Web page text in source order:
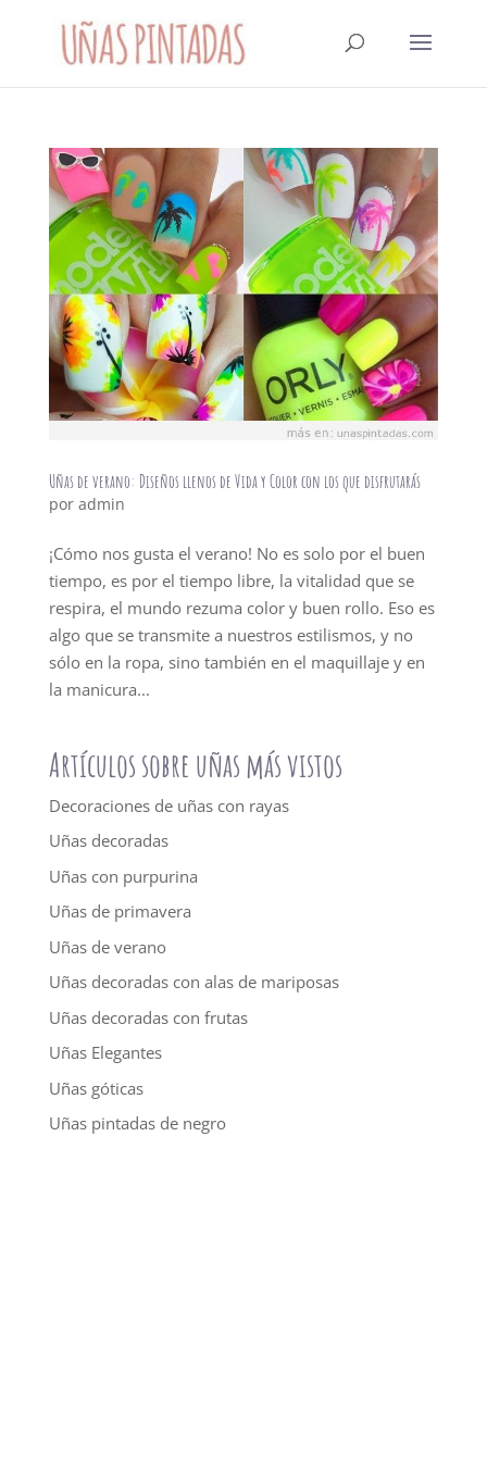
Uñas de verano: Diseños llenos de Vida y Color con los que disfrutarás
por admin
¡Cómo nos gusta el verano! No es solo por el buen
tiempo, es por el tiempo libre, la vitalidad que se
respira, el mundo rezuma color y buen rollo. Eso es
algo que se transmite a nuestros estilismos, y no
sólo en la ropa, sino también en el maquillaje y en
la manicura...
Artículos sobre uñas más vistos
Decoraciones de uñas con rayas
Uñas decoradas
Uñas con purpurina
Uñas de primavera
Uñas de verano
Uñas decoradas con alas de mariposas
Uñas decoradas con frutas
Uñas Elegantes
Uñas góticas
Uñas pintadas de negro